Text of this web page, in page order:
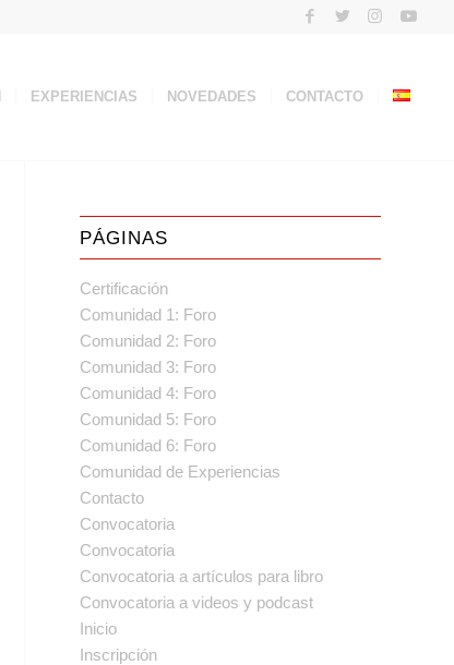
EXPERIENCIAS NOVEDADES CONTACTO
PÁGINAS
Certificación
Comunidad 1: Foro
Comunidad 2: Foro
Comunidad 3: Foro
Comunidad 4: Foro
Comunidad 5: Foro
Comunidad 6: Foro
Comunidad de Experiencias
Contacto
Convocatoria
Convocatoria
Convocatoria a artículos para libro
Convocatoria a videos y podcast
Inicio
Inscripción